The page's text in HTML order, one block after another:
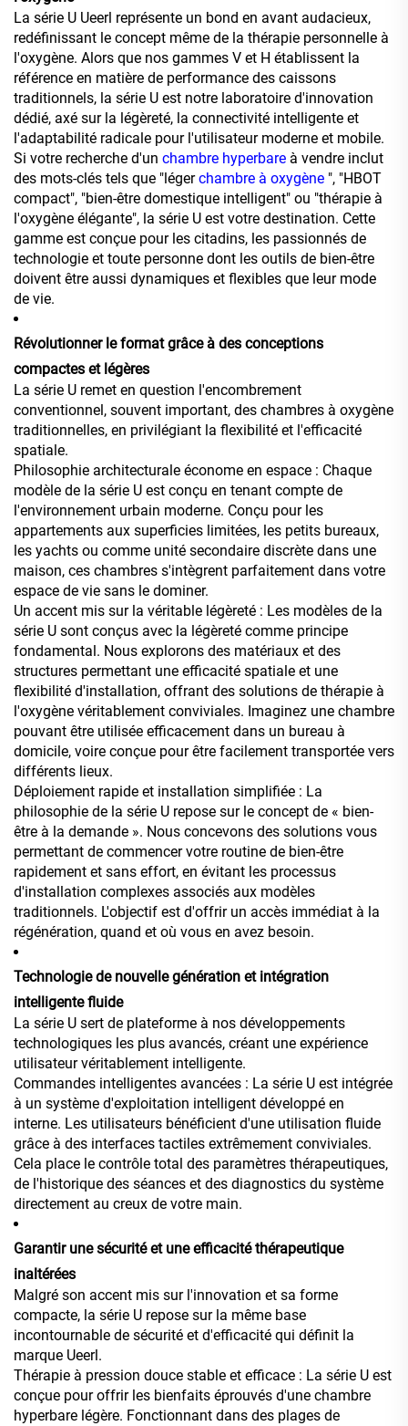
La série U Ueerl représente un bond en avant audacieux,
redéfinissant le concept même de la thérapie personnelle à
l'oxygène. Alors que nos gammes V et H établissent la
référence en matière de performance des caissons
traditionnels, la série U est notre laboratoire d'innovation
dédié, axé sur la légèreté, la connectivité intelligente et
l'adaptabilité radicale pour l'utilisateur moderne et mobile.
Si votre recherche d'un chambre hyperbare à vendre inclut
des mots-clés tels que "légerchambre à oxygène ", "HBOT
compact", "bien-être domestique intelligent" ou "thérapie à
l'oxygène élégante", la série U est votre destination. Cette
gamme est conçue pour les citadins, les passionnés de
technologie et toute personne dont les outils de bien-être
doivent être aussi dynamiques et flexibles que leur mode
de vie.
Révolutionner le format grâce à des conceptions
compactes et légères
La série U remet en question l'encombrement
conventionnel, souvent important, des chambres à oxygène
traditionnelles, en privilégiant la flexibilité et l'efficacité
spatiale.
Philosophie architecturale économe en espace : Chaque
modèle de la série U est conçu en tenant compte de
l'environnement urbain moderne. Conçu pour les
appartements aux superficies limitées, les petits bureaux,
les yachts ou comme unité secondaire discrète dans une
maison, ces chambres s'intègrent parfaitement dans votre
espace de vie sans le dominer.
Un accent mis sur la véritable légèreté : Les modèles de la
série U sont conçus avec la légèreté comme principe
fondamental. Nous explorons des matériaux et des
structures permettant une efficacité spatiale et une
flexibilité d'installation, offrant des solutions de thérapie à
l'oxygène véritablement conviviales. Imaginez une chambre
pouvant être utilisée efficacement dans un bureau à
domicile, voire conçue pour être facilement transportée vers
différents lieux.
Déploiement rapide et installation simplifiée : La
philosophie de la série U repose sur le concept de « bien-
être à la demande ». Nous concevons des solutions vous
permettant de commencer votre routine de bien-être
rapidement et sans effort, en évitant les processus
d'installation complexes associés aux modèles
traditionnels. L'objectif est d'offrir un accès immédiat à la
régénération, quand et où vous en avez besoin.
Technologie de nouvelle génération et intégration
intelligente fluide
La série U sert de plateforme à nos développements
technologiques les plus avancés, créant une expérience
utilisateur véritablement intelligente.
Commandes intelligentes avancées : La série U est intégrée
à un système d'exploitation intelligent développé en
interne. Les utilisateurs bénéficient d'une utilisation fluide
grâce à des interfaces tactiles extrêmement conviviales.
Cela place le contrôle total des paramètres thérapeutiques,
de l'historique des séances et des diagnostics du système
directement au creux de votre main.
Garantir une sécurité et une efficacité thérapeutique
inaltérées
Malgré son accent mis sur l'innovation et sa forme
compacte, la série U repose sur la même base
incontournable de sécurité et d'efficacité qui définit la
marque Ueerl.
Thérapie à pression douce stable et efficace : La série U est
conçue pour offrir les bienfaits éprouvés d'une chambre
hyperbare légère. Fonctionnant dans des plages de